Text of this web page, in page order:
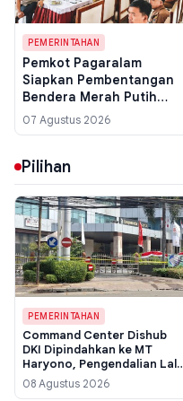
PEMERINTAHAN
Pemkot Pagaralam
Siapkan Pembentangan
Bendera Merah Putih
2.026 Meter di Puncak
Gunung Dempo untuk
07 Agustus 2026
Pilihan
PEMERINTAHAN
Command Center Dishub
DKI Dipindahkan ke MT
Haryono, Pengendalian Lalu
Lintas Terjaga Pasca
Kebakaran Bapenda
08 Agustus 2026